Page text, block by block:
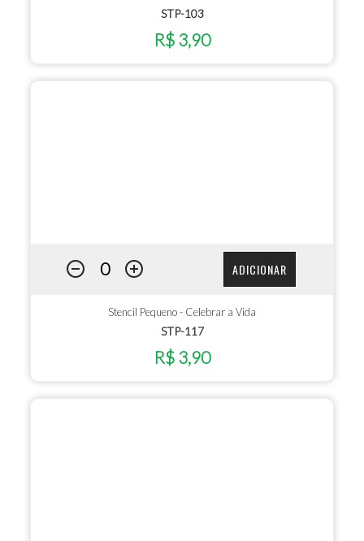
STP-103
R$ 3,90
ADICIONAR
Stencil Pequeno - Celebrar a Vida
STP-117
R$ 3,90